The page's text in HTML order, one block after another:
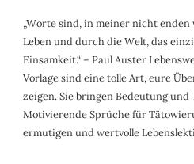
„Worte sind, in meiner nicht enden
Leben und durch die Welt, das
Einsamkeit.“ – Paul Auster
Vorlage sind eine tolle Art, eure
zeigen. Sie bringen Bedeutung und
Motivierende Sprüche für
ermutigen und wertvolle